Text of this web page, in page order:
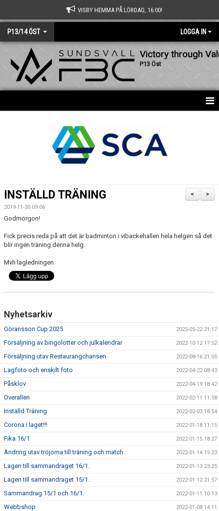
VISBY HEMMA PÅ LÖRDAG, 16:00!
P13/14 ÖST LOGGA IN
Victory through
P13 Öst
TRUPPEN
DOKUMENT
KONTAKT
>
<
INSTÄLLD TRÄNING
2019-11-30 09:06
Godmorgon!
Fick precis reda på att det är badminton i vibackehallen hela helgen så det
blir ingen träning denna helg.
Mvh lagledningen
Nyhetsarkiv
Göransson Cup 2025 2025-05-22 21:17
Försäljning av bingolotter och julkalendrar 2022-10-12 17:52
Försäljning utav Restaurangchansen 2022-08-16 21:05
Lagfoto och enskilt foto 2022-04-22 08:43
Påsklov 2022-04-19 18:42
Overallen 2022-02-11 11:58
Inställd Träning 2022-02-03 18:54
Corona i laget!!! 2022-01-18 11:15
Fika 16/1 2022-01-15 18:27
Ändring utav tröjorna till träning och match 2022-01-14 15:23
Lagen till sammandraget 16/1. 2022-01-13 23:25
Lagen till sammandraget 15/1. 2022-01-12 21:57
Sammandrag 15/1 och 16/1. 2022-01-11 10:13
Webbshop 2022-01-08 14:11